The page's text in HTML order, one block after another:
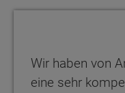
Wir haben von
eine sehr